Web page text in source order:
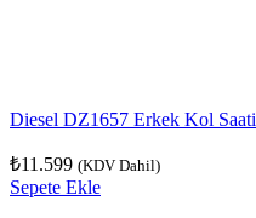
Diesel DZ1657 Erkek Kol Saati
₺11.599 (KDV Dahil)
Sepete Ekle